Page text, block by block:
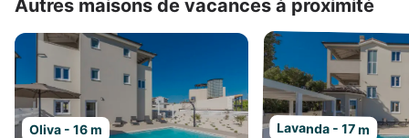
Autres maisons de vacances à proximité
Oliva - 16 m Lavanda - 17 m